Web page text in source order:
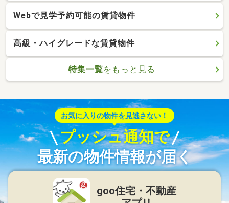
Webで見学予約可能の賃貸物件
高級・ハイグレードな賃貸物件
特集一覧をもっと見る
お気に入りの物件を見逃さない！
プッシュ通知で
最新の物件情報が届く
goo住宅・不動産